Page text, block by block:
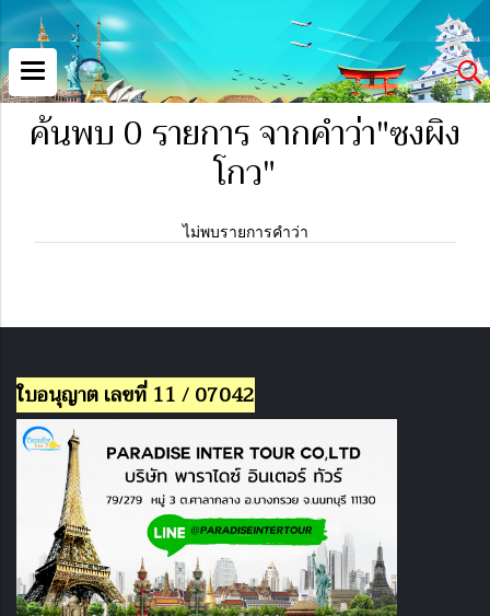
ค้นพบ 0 รายการ จากคำว่า"ซงผิง
โกว"
ไม่พบรายการคำว่า
ใบอนุญาต เลขที่ 11 / 07042